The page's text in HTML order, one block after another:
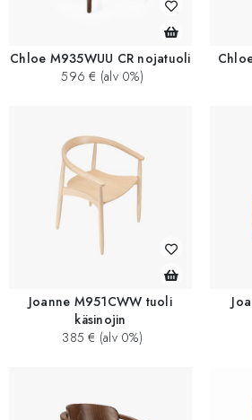
Chloe M935WUU CR nojatuoli
596 € (alv 0%)
Joanne M951CWW tuoli
käsinojin
385 € (alv 0%)